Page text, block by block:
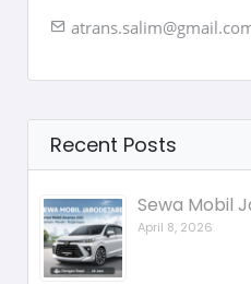
Recent Posts
Sewa Mobil
April 8, 2026